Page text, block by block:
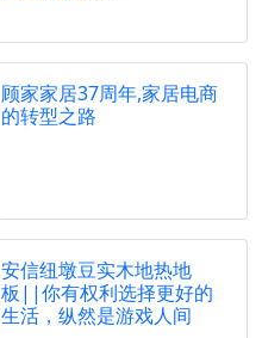
顾家家居37周年,家居电商
的转型之路
安信纽墩豆实木地热地
板||你有权利选择更好的
生活，纵然是游戏人间